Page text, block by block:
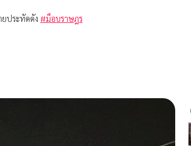
ประทัดดัง #ม็อบราษฎร